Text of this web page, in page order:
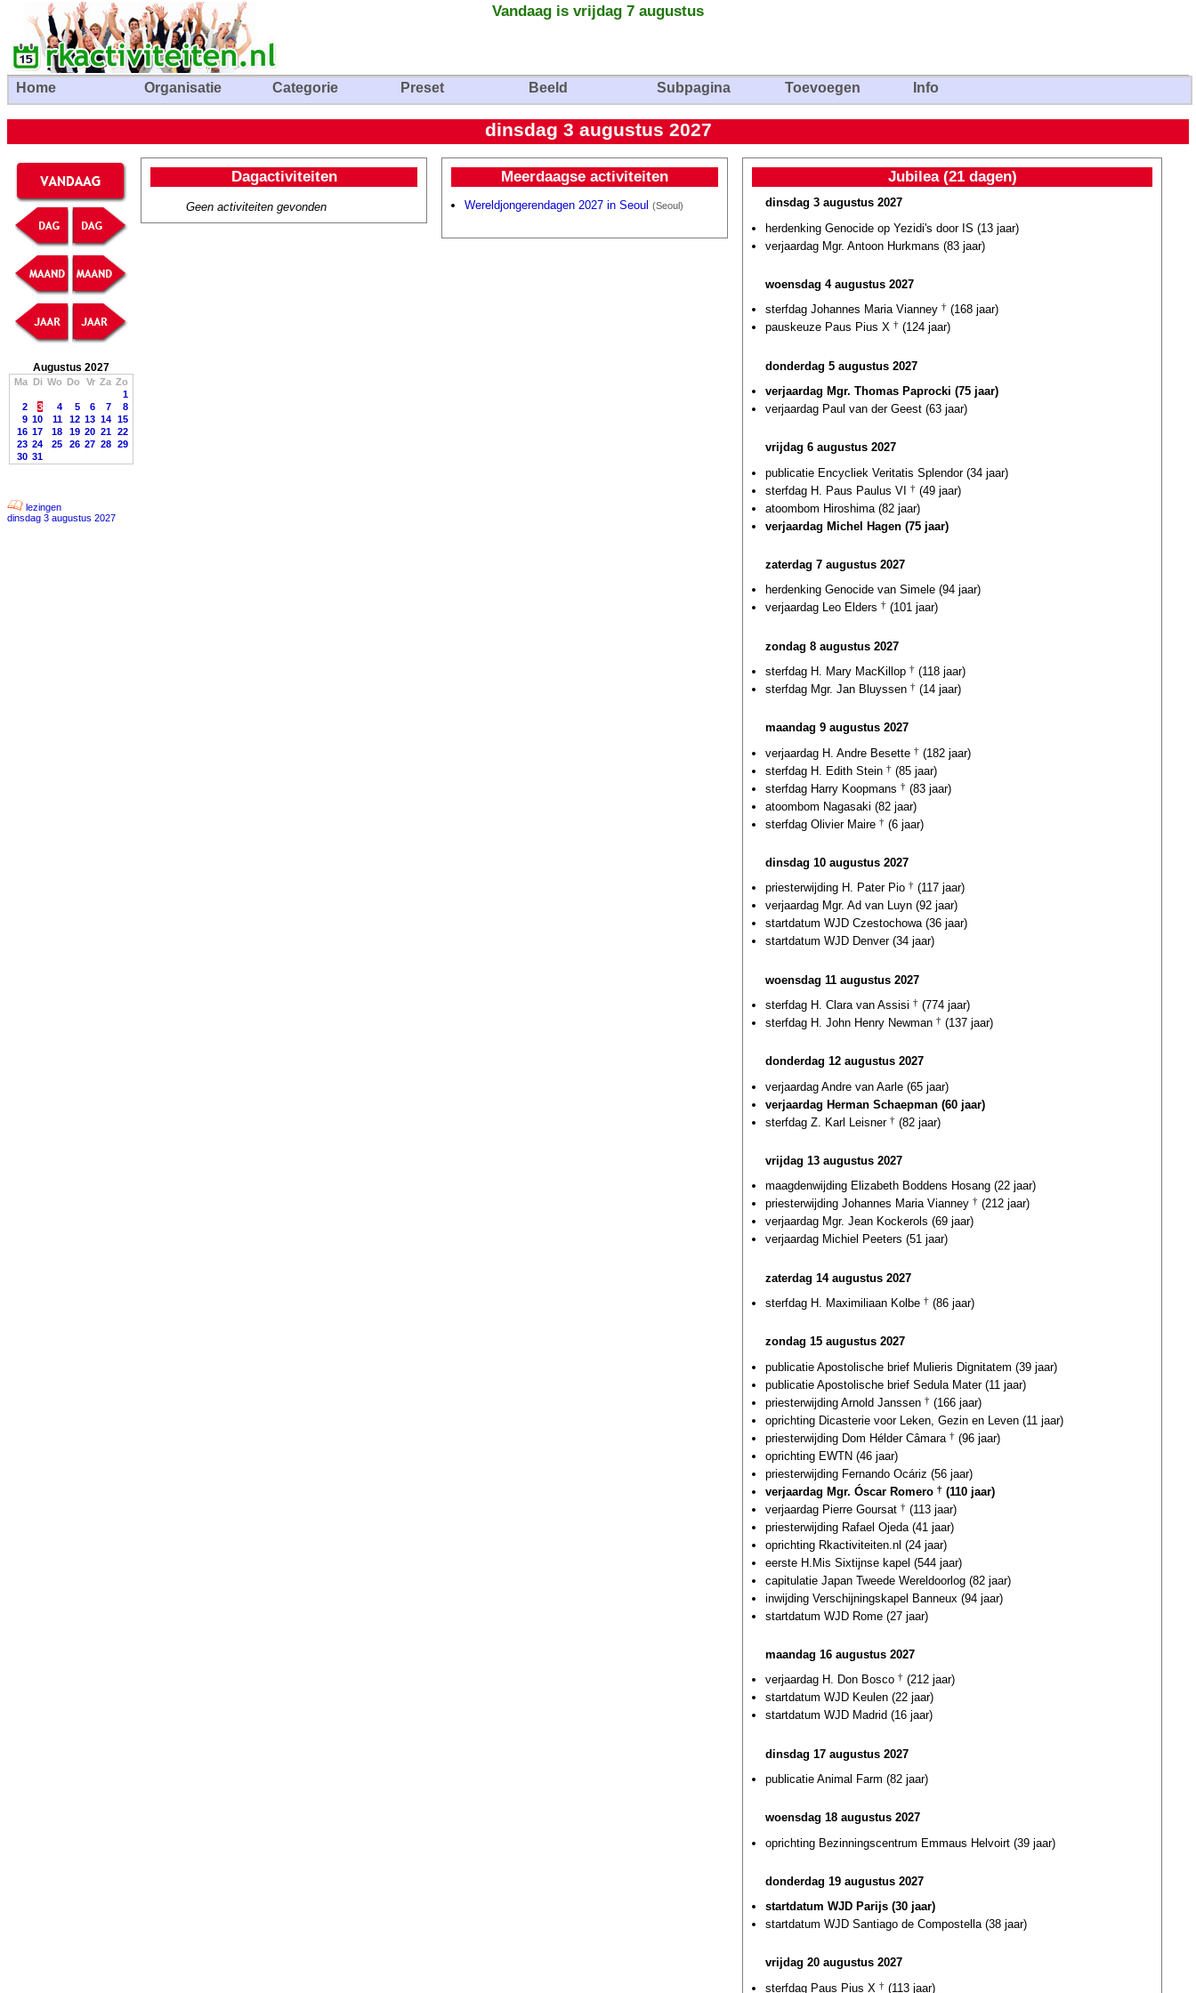
Vandaag is vrijdag 7 augustus
Home Organisatie Categorie Preset Beeld Subpagina Toevoegen Info
dinsdag 3 augustus 2027
Augustus 2027
Ma Di Wo Do Vr Za Zo
1
2
3 4 5 6 7
8
9 10 11 12 13 14 15
16 17 18 19 20 21 22
23 24 25 26 27 28 29
30 31
lezingen
dinsdag 3 augustus 2027
Dagactiviteiten
Geen activiteiten gevonden
Meerdaagse activiteiten
Wereldjongerendagen 2027 in Seoul (Seoul)
Jubilea (21 dagen)
dinsdag 3 augustus 2027
herdenking Genocide op Yezidi's door IS (13 jaar)
verjaardag Mgr. Antoon Hurkmans (83 jaar)
woensdag 4 augustus 2027
sterfdag Johannes Maria Vianney † (168 jaar)
pauskeuze Paus Pius X † (124 jaar)
donderdag 5 augustus 2027
verjaardag Mgr. Thomas Paprocki (75 jaar)
verjaardag Paul van der Geest (63 jaar)
vrijdag 6 augustus 2027
publicatie Encycliek Veritatis Splendor (34 jaar)
sterfdag H. Paus Paulus VI † (49 jaar)
atoombom Hiroshima (82 jaar)
verjaardag Michel Hagen (75 jaar)
zaterdag 7 augustus 2027
herdenking Genocide van Simele (94 jaar)
verjaardag Leo Elders † (101 jaar)
zondag 8 augustus 2027
sterfdag H. Mary MacKillop † (118 jaar)
sterfdag Mgr. Jan Bluyssen † (14 jaar)
maandag 9 augustus 2027
verjaardag H. Andre Besette † (182 jaar)
sterfdag H. Edith Stein † (85 jaar)
sterfdag Harry Koopmans † (83 jaar)
atoombom Nagasaki (82 jaar)
sterfdag Olivier Maire † (6 jaar)
dinsdag 10 augustus 2027
priesterwijding H. Pater Pio † (117 jaar)
verjaardag Mgr. Ad van Luyn (92 jaar)
startdatum WJD Czestochowa (36 jaar)
startdatum WJD Denver (34 jaar)
woensdag 11 augustus 2027
sterfdag H. Clara van Assisi † (774 jaar)
sterfdag H. John Henry Newman † (137 jaar)
donderdag 12 augustus 2027
verjaardag Andre van Aarle (65 jaar)
verjaardag Herman Schaepman (60 jaar)
sterfdag Z. Karl Leisner † (82 jaar)
vrijdag 13 augustus 2027
maagdenwijding Elizabeth Boddens Hosang (22 jaar)
priesterwijding Johannes Maria Vianney † (212 jaar)
verjaardag Mgr. Jean Kockerols (69 jaar)
verjaardag Michiel Peeters (51 jaar)
zaterdag 14 augustus 2027
sterfdag H. Maximiliaan Kolbe † (86 jaar)
zondag 15 augustus 2027
publicatie Apostolische brief Mulieris Dignitatem (39 jaar)
publicatie Apostolische brief Sedula Mater (11 jaar)
priesterwijding Arnold Janssen † (166 jaar)
oprichting Dicasterie voor Leken, Gezin en Leven (11 jaar)
priesterwijding Dom Hélder Câmara † (96 jaar)
oprichting EWTN (46 jaar)
priesterwijding Fernando Ocáriz (56 jaar)
verjaardag Mgr. Óscar Romero † (110 jaar)
verjaardag Pierre Goursat † (113 jaar)
priesterwijding Rafael Ojeda (41 jaar)
oprichting Rkactiviteiten.nl (24 jaar)
eerste H.Mis Sixtijnse kapel (544 jaar)
capitulatie Japan Tweede Wereldoorlog (82 jaar)
inwijding Verschijningskapel Banneux (94 jaar)
startdatum WJD Rome (27 jaar)
maandag 16 augustus 2027
verjaardag H. Don Bosco † (212 jaar)
startdatum WJD Keulen (22 jaar)
startdatum WJD Madrid (16 jaar)
dinsdag 17 augustus 2027
publicatie Animal Farm (82 jaar)
woensdag 18 augustus 2027
oprichting Bezinningscentrum Emmaus Helvoirt (39 jaar)
donderdag 19 augustus 2027
startdatum WJD Parijs (30 jaar)
startdatum WJD Santiago de Compostella (38 jaar)
vrijdag 20 augustus 2027
sterfdag Paus Pius X † (113 jaar)